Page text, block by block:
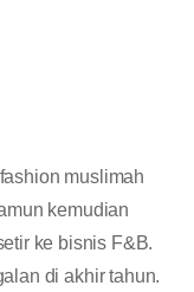
muslimah
kemudian
ke bisnis F&B.
di akhir tahun.